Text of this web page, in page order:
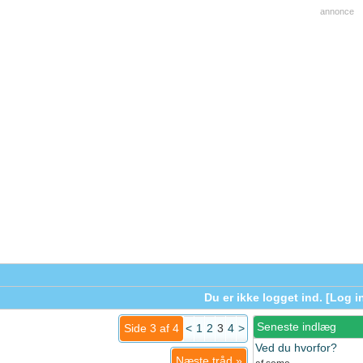
annonce
Du er ikke logget ind. [Log
Side 3 af 4 < 1 2 3 4 >
Seneste indlæg
Ved du hvorfor?